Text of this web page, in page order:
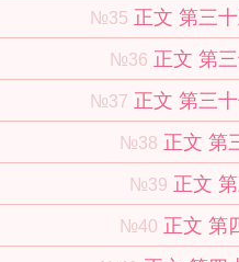
№35 正文 第三
№36 正文 第
№37 正文 第三
№38 正文 第
№39 正文
№40 正文 第